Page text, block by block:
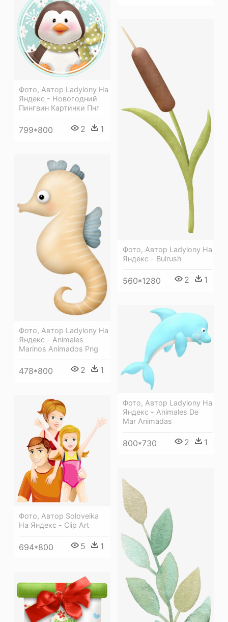
Фото, Автор Ladylony На
Яндекс - Новогодний
Пингвин Картинки Пнг
799*800 2 1
Фото, Автор Ladylony На
Яндекс - Bulrush
560*1280 2 1
Фото, Автор Ladylony На
Яндекс - Animales
Marinos Animados Png
478*800 2 1
Фото, Автор Ladylony На
Яндекс - Animales De
Mar Animadas
800*730 2 1
Фото, Автор Soloveika
На Яндекс - Clip Art
694*800 5 1